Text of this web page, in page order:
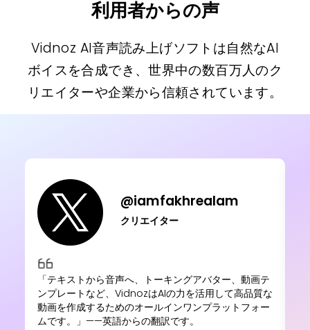
利用者からの声
Vidnoz AI音声読み上げソフトは自然なAI
ボイスを合成でき、世界中の数百万人のク
リエイターや企業から信頼されています。
@iamfakhrealam
クリエイター
「テキストから音声へ、トーキングアバター、動画テ
ンプレートなど、VidnozはAIの力を活用して高品質な
動画を作成するためのオールインワンプラットフォー
ムです。」——英語からの翻訳です。